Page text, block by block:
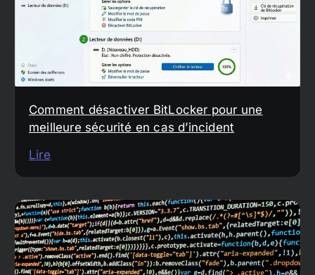
Comment désactiver BitLocker pour une
meilleure sécurité en cas d’incident
Lire